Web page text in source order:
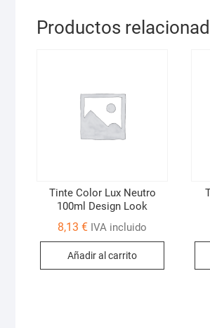
Productos
Tinte Color Lux Neutro
100ml Design Look
8,13€ IVA incluido
Añadir al carrito